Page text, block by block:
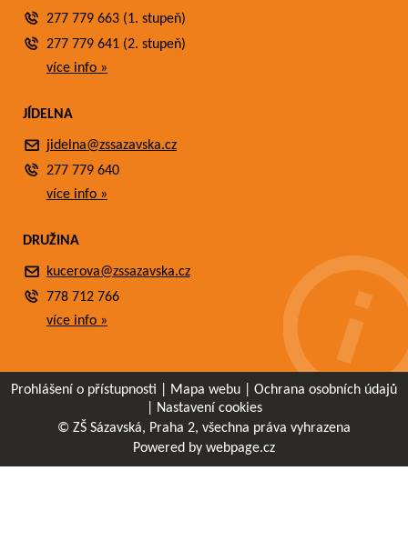
277 779 663 (1. stupeň)
277 779 641 (2. stupeň)
více info »
JÍDELNA
jidelna@zssazavska.cz
277 779 640
více info »
DRUŽINA
kucerova@zssazavska.cz
778 712 766
více info »
Prohlášení o přístupnosti Mapa webu
Ochrana osobních údajů
Nastavení cookies
© ZŠ Sázavská, Praha 2, všechna práva vyhrazena
Powered by webpage.cz